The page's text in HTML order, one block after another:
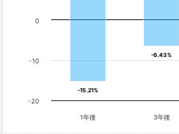
-15.21%
-15.21%
-6.43%
-6.43%
1年後 3年後
-20
-10
0